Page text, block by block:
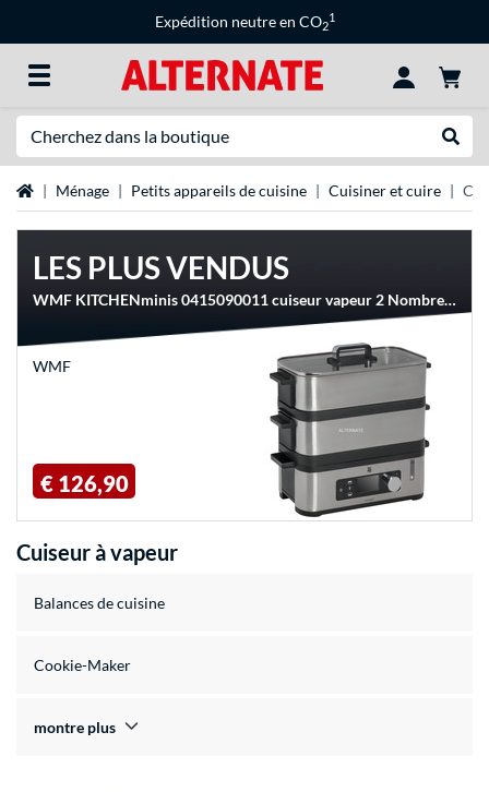
Expédition neutre en CO2
1
Page d'accueil
Ménage Petits appareils de cuisine Cuisiner et cuire
LES PLUS VENDUS
WMF KITCHENminis 0415090011 cuiseur vapeur 2 Nombre de paniers Comptoir 900 W Noir, Acier inoxydable
WMF
€ 126,90
Cuiseur à vapeur
Balances de cuisine
Cookie-Maker
montre plus